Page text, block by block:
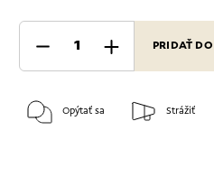
PRIDAŤ
Opýtať sa Strážiť